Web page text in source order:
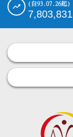
(自93.07.26起)
7,803,831